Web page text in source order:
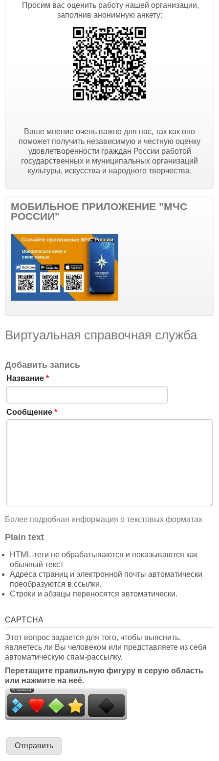
Просим вас оценить работу нашей организации,
заполнив анонимную анкету:
Ваше мнение очень важно для нас, так как оно
поможет получить независимую и честную оценку
удовлетворенности граждан России работой
государственных и муниципальных организаций
культуры, искусства и народного творчества.
МОБИЛЬНОЕ ПРИЛОЖЕНИЕ "МЧС
РОССИИ"
Виртуальная справочная служба
Добавить запись
Название*
Сообщение*
Более подробная информация о текстовых форматах
Plain text
HTML-теги не обрабатываются и показываются как
обычный текст
Адреса страниц и электронной почты автоматически
преобразуются в ссылки.
Строки и абзацы переносятся автоматически.
CAPTCHA
Этот вопрос задается для того, чтобы выяснить,
являетесь ли Вы человеком или представляете из себя
автоматическую спам-рассылку.
Перетащите правильную фигуру в серую область
или нажмите на неё.